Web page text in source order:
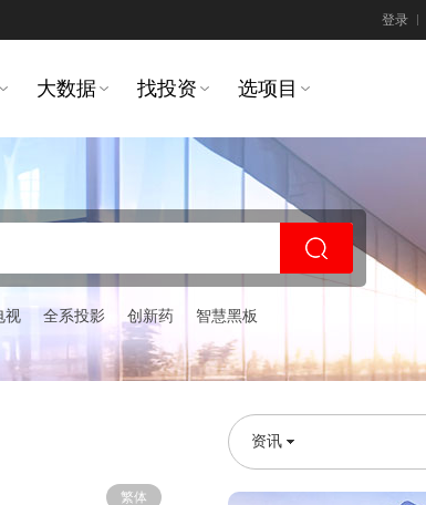
登录
大数据 找投资 选项目
视 全系投影 创新药 智慧黑板
繁体
资讯